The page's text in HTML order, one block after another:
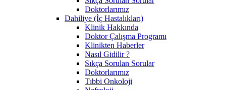
Doktorlarımız
Dahiliye (İç Hastalıkları)
Klinik Hakkında
Doktor Çalışma Programı
Klinikten Haberler
Nasıl Gidilir ?
Sıkça Sorulan Sorular
Doktorlarımız
Tıbbi Onkoloji